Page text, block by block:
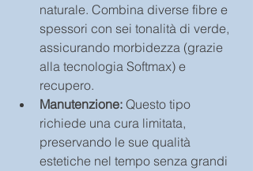
naturale. Combina diverse fibre e
spessori con sei tonalità di verde,
assicurando morbidezza (grazie
alla tecnologia Softmax) e
recupero.
Manutenzione: Questo tipo
richiede una cura limitata,
preservando le sue qualità
estetiche nel tempo senza grandi